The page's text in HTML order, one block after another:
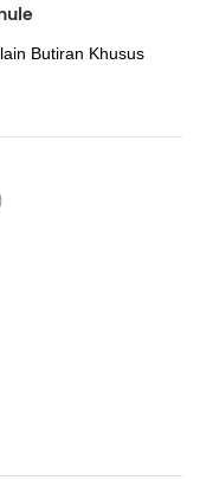
Butiran Khusus